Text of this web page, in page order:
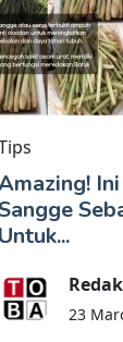
Untuk...
23